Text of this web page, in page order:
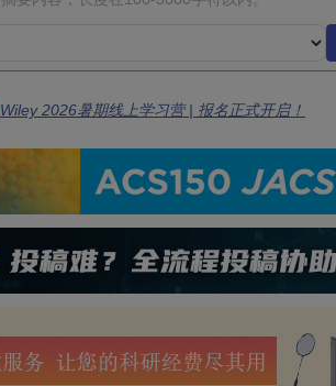
Wiley 2026暑期线上学习营 | 报名正式开启！